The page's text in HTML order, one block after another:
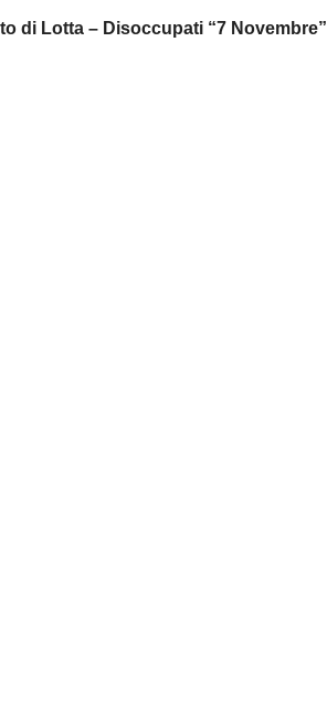
di Lotta – Disoccupati “7 Novembre”